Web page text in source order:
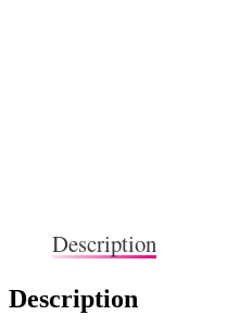
Description
Description